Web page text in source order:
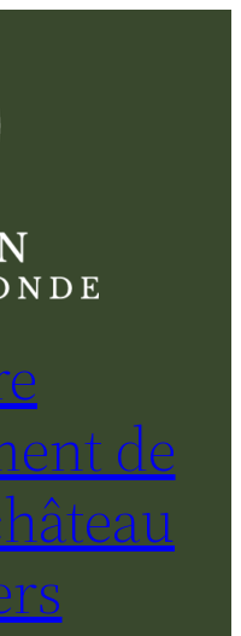
de